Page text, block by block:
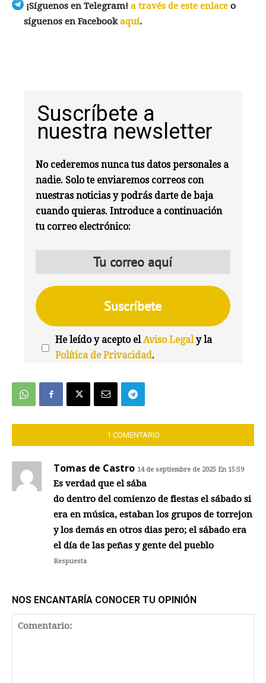
¡Síguenos en Telegram! a través de este enlace o
síguenos en Facebookaquí.
Suscríbete a
nuestra newsletter
No cederemos nunca tus datos personales a
nadie. Solo te enviaremos correos con
nuestras noticias y podrás darte de baja
cuando quieras. Introduce a continuación
tu correo electrónico:
He leído y acepto elAviso Legaly la
Política de Privacidad.
1 COMENTARIO
Tomas de Castro 14 de septiembre de 2025 En 15:59
Es verdad que el sába
do dentro del comienzo de fiestas el sábado si
era en música, estaban los grupos de torrejon
y los demás en otros dias pero; el sábado era
el día de las peñas y gente del pueblo
Respuesta
NOS ENCANTARÍA CONOCER TU OPINIÓN